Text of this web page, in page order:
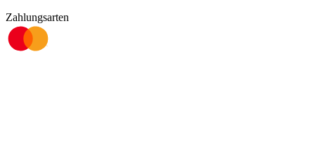
Zahlungsarten